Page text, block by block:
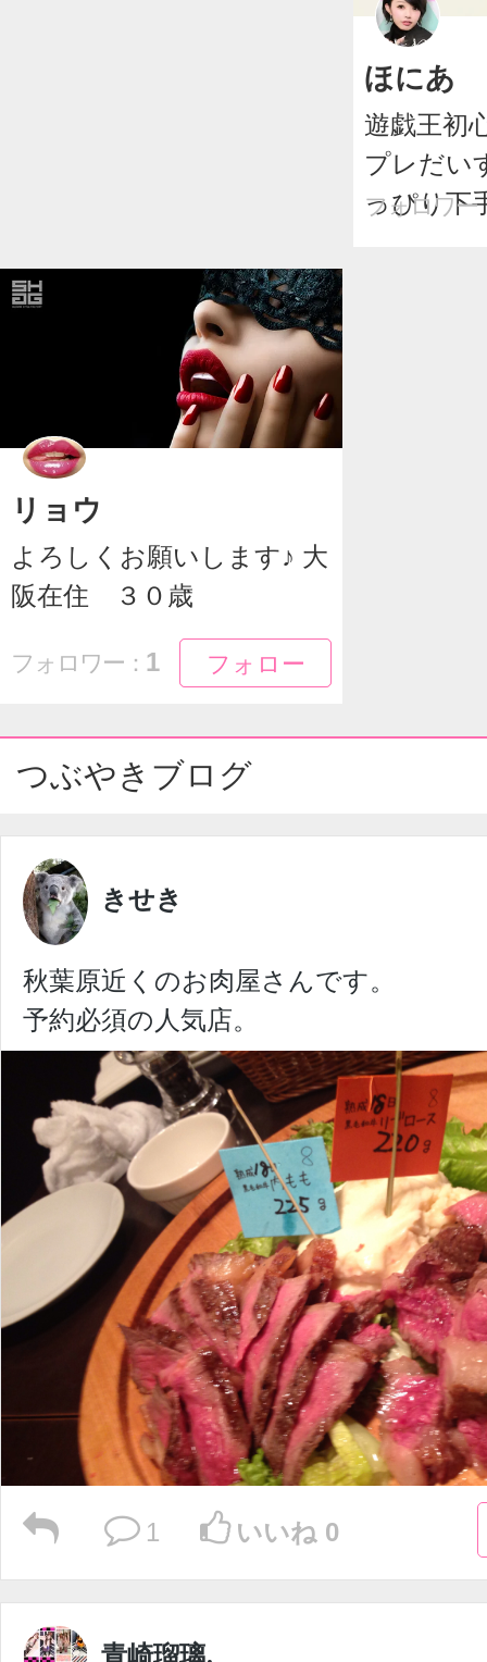
ほにあ
遊戯王初
プレだい
っぴり下
フォロワー
リョウ
よろしくお願いします♪ 大
阪在住 ３０歳
フォロー
フォロー
フォロワー： 1
つぶやきブログ
きせき
秋葉原近くのお肉屋さんです。
予約必須の人気店。
1 いいね 0
青崎瑠璃.